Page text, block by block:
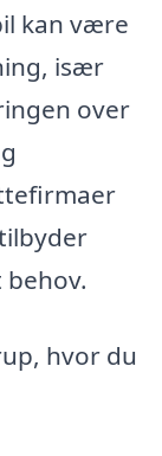
kan være
især
over
hvor du